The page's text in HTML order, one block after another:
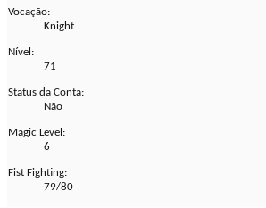
Vocação:
Knight
Nível:
71
Status da Conta:
Não
Magic Level:
6
Fist Fighting:
79/80